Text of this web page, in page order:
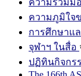
ความร่วมมือ
ความภูมิใจ
การศึกษาแ
จุฬาฯ ในสื่อ
ปฏิทินกิจกร